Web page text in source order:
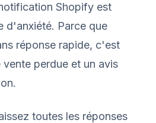
Shopify est
d'anxiété. Parce que
réponse rapide, c'est
perdue et un avis
toutes les réponses